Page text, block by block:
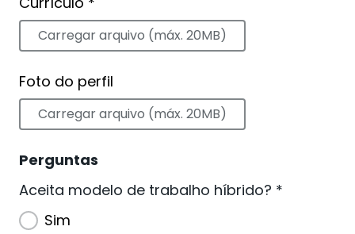
Carregar arquivo (máx. 20MB)
Foto do perfil
Carregar arquivo (máx. 20MB)
Perguntas
Aceita modelo de trabalho híbrido? *
Sim